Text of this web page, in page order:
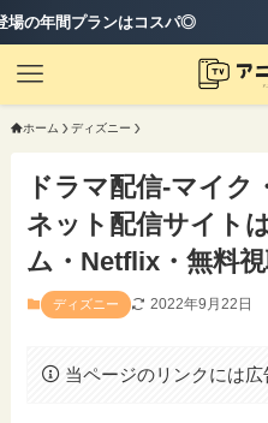
スパ◎
ホーム ディズニー
ドラマ配信-マイ
ネット配信サイト
ム・Netflix・無料
ディズニー 2022年9月22日
当ページのリンクには広